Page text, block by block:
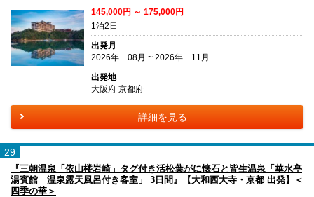
145,000円 ～ 175,000円
1泊2日
出発月
2026年 08月 ~ 2026年 11月
出発地
大阪府 京都府
詳細を見る
29
『三朝温泉「依山楼岩崎」タグ付き活松葉がに懐石と皆生温泉「華水亭
湯賓館 温泉露天風呂付き客室」 3日間』【大和西大寺・京都 出発】＜
四季の華＞